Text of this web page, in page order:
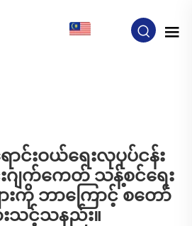
င်းဝယ်ရေးလုပုပ်ငန်း
းဂျက်ကေတ် သန့်စင်ရေး
ားကို ဘာကြောင့် စတော်
သင့်သနည်း။